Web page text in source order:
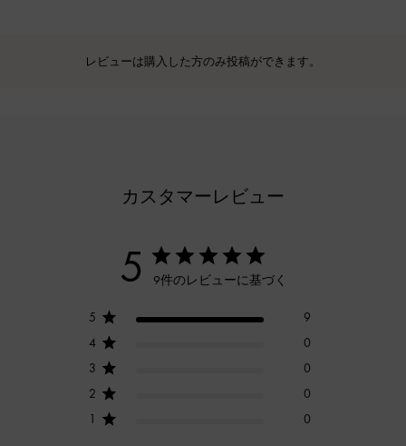
レビューは購入した方のみ投稿ができます。
カスタマーレビュー
5 9件のレビューに基づく
5
9
4
0
3
0
2
0
1
0